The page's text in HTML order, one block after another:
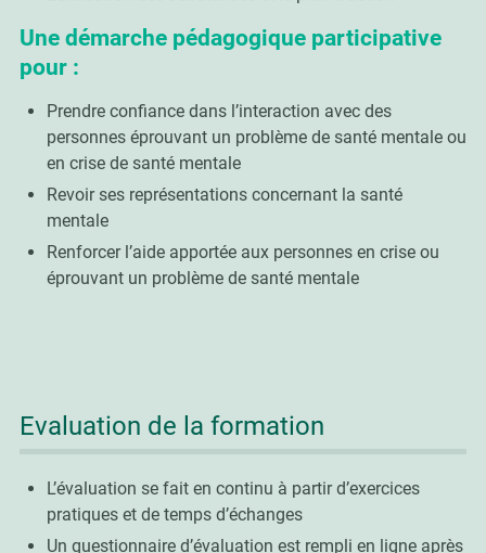
Une démarche pédagogique participative
pour :
Prendre confiance dans l’interaction avec des
personnes éprouvant un problème de santé mentale ou
en crise de santé mentale
Revoir ses représentations concernant la santé
mentale
Renforcer l’aide apportée aux personnes en crise ou
éprouvant un problème de santé mentale
Evaluation de la formation
L’évaluation se fait en continu à partir d’exercices
pratiques et de temps d’échanges
Un questionnaire d’évaluation est rempli en ligne après